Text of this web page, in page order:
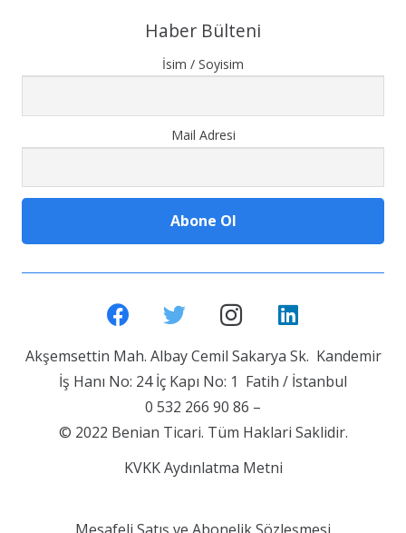
Haber Bülteni
İsim / Soyisim
Mail Adresi
Akşemsettin Mah. Albay Cemil Sakarya Sk. Kandemir
İş Hanı No: 24 İç Kapı No: 1 Fatih / İstanbul
0 532 266 90 86 –
© 2022 Benian Ticari. Tüm Haklari Saklidir.
KVKK Aydınlatma Metni